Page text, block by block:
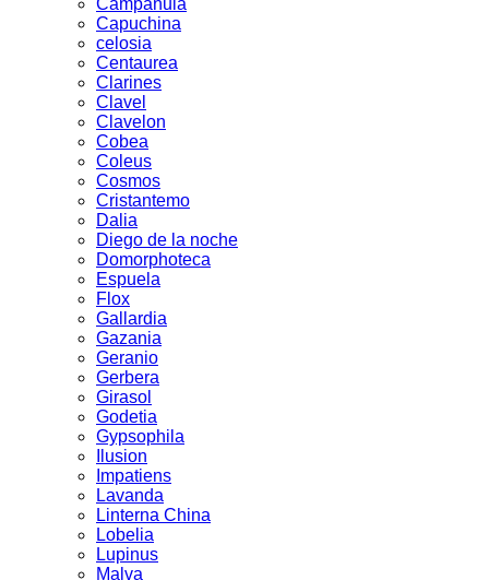
Campanula
Capuchina
celosia
Centaurea
Clarines
Clavel
Clavelon
Cobea
Coleus
Cosmos
Cristantemo
Dalia
Diego de la noche
Domorphoteca
Espuela
Flox
Gallardia
Gazania
Geranio
Gerbera
Girasol
Godetia
Gypsophila
Ilusion
Impatiens
Lavanda
Linterna China
Lobelia
Lupinus
Malva